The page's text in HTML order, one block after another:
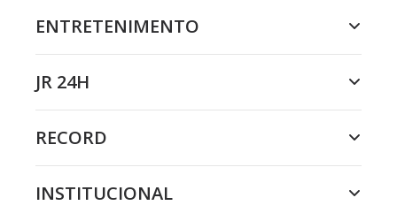
ENTRETENIMENTO
JR 24H
RECORD
INSTITUCIONAL